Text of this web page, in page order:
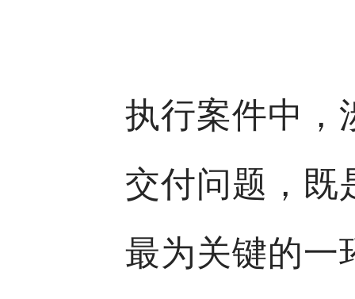
执行案件中，
交付问题，既
最为关键的一